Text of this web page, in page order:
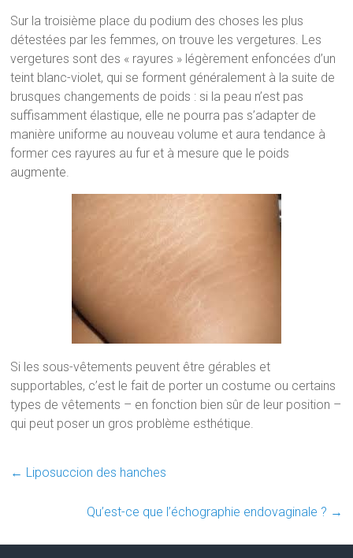
Sur la troisième place du podium des choses les plus
détestées par les femmes, on trouve les vergetures. Les
vergetures sont des « rayures » légèrement enfoncées d’un
teint blanc-violet, qui se forment généralement à la suite de
brusques changements de poids : si la peau n’est pas
suffisamment élastique, elle ne pourra pas s’adapter de
manière uniforme au nouveau volume et aura tendance à
former ces rayures au fur et à mesure que le poids
augmente.
Si les sous-vêtements peuvent être gérables et
supportables, c’est le fait de porter un costume ou certains
types de vêtements – en fonction bien sûr de leur position –
qui peut poser un gros problème esthétique.
← Liposuccion des hanches
Qu’est-ce que l’échographie endovaginale ? →